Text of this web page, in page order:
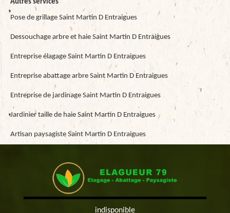
Autres services
Pose de grillage Saint Martin D Entraigues
Dessouchage arbre et haie Saint Martin D Entraigues
Entreprise élagage Saint Martin D Entraigues
Entreprise abattage arbre Saint Martin D Entraigues
Entreprise de jardinage Saint Martin D Entraigues
Jardinier taille de haie Saint Martin D Entraigues
Artisan paysagiste Saint Martin D Entraigues
indisponible